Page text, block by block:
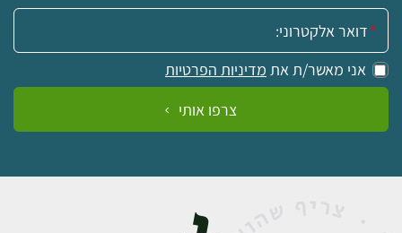
אימייל:
אני מאשר/ת את מדיניות הפרטיות
צרפו אותי